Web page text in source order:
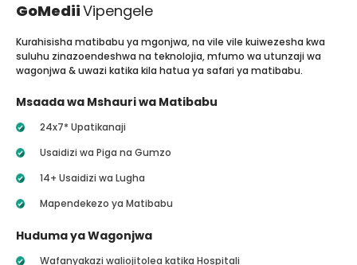
GoMediiVipengele
Kurahisisha matibabu ya mgonjwa, na vile vile kuiwezesha kwa
suluhu zinazoendeshwa na teknolojia, mfumo wa utunzaji wa
wagonjwa & uwazi katika kila hatua ya safari ya matibabu.
Msaada wa Mshauri wa Matibabu
24x7* Upatikanaji
Usaidizi wa Piga na Gumzo
14+ Usaidizi wa Lugha
Mapendekezo ya Matibabu
Huduma ya Wagonjwa
Wafanyakazi waliojitolea katika Hospitali